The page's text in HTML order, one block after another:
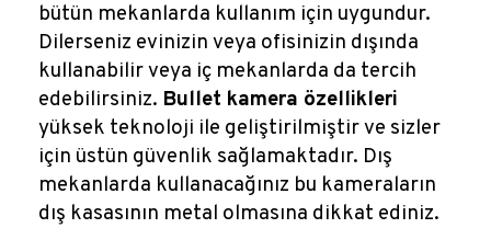
bütün mekanlarda kullanım için uygundur.
Dilerseniz evinizin veya ofisinizin dışında
kullanabilir veya iç mekanlarda da tercih
edebilirsiniz. Bullet kamera özellikleri
yüksek teknoloji ile geliştirilmiştir ve sizler
için üstün güvenlik sağlamaktadır. Dış
mekanlarda kullanacağınız bu kameraların
dış kasasının metal olmasına dikkat ediniz.